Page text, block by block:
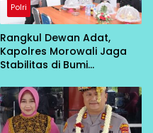
Polri
Rangkul Dewan Adat,
Kapolres Morowali Jaga
Stabilitas di Bumi